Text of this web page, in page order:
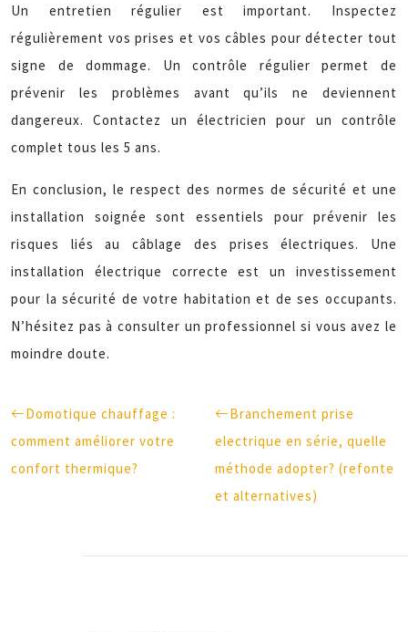
Un entretien régulier est important. Inspectez
régulièrement vos prises et vos câbles pour détecter tout
signe de dommage. Un contrôle régulier permet de
prévenir les problèmes avant qu’ils ne deviennent
dangereux. Contactez un électricien pour un contrôle
complet tous les 5 ans.
En conclusion, le respect des normes de sécurité et une
installation soignée sont essentiels pour prévenir les
risques liés au câblage des prises électriques. Une
installation électrique correcte est un investissement
pour la sécurité de votre habitation et de ses occupants.
N’hésitez pas à consulter un professionnel si vous avez le
moindre doute.
Domotique chauffage :
comment améliorer votre
confort thermique?
Branchement prise
electrique en série, quelle
méthode adopter? (refonte
et alternatives)